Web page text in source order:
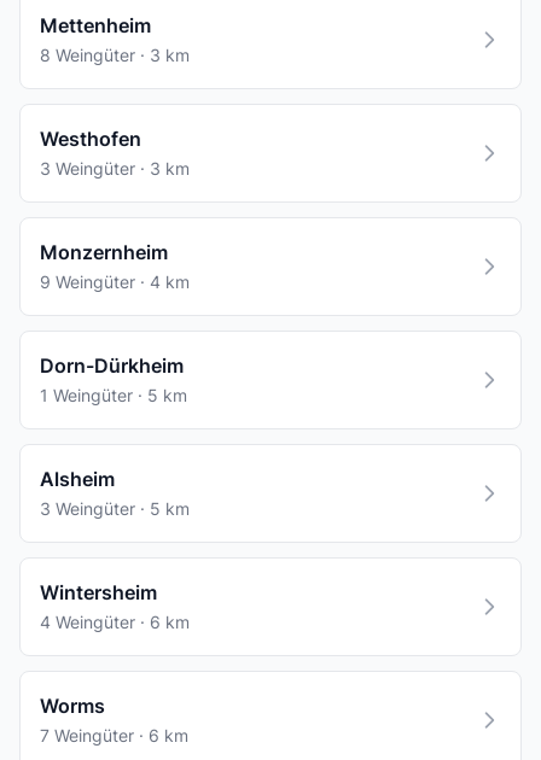
Mettenheim
8 Weingüter · 3 km
Westhofen
3 Weingüter · 3 km
Monzernheim
9 Weingüter · 4 km
Dorn-Dürkheim
1 Weingüter · 5 km
Alsheim
3 Weingüter · 5 km
Wintersheim
4 Weingüter · 6 km
Worms
7 Weingüter · 6 km